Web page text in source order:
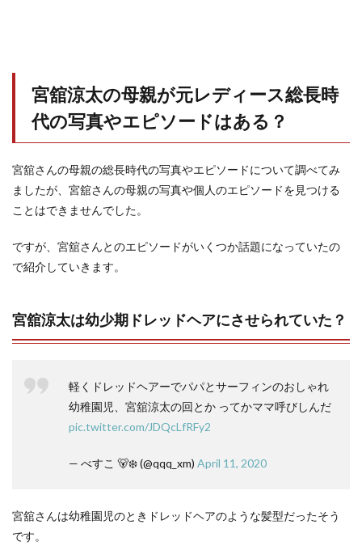
宮舘涼太の母親が元レディース総長時
代の写真やエピソードはある？
宮舘さんの母親の総長時代の写真やエピソードについて調べてみ
ましたが、宮舘さんの母親の写真や個人のエピソードを見つける
ことはできませんでした。
ですが、宮舘さんとのエピソードがいくつか話題になっていたの
で紹介していきます。
宮舘涼太は幼少期ドレッドヘアにさせられていた？
軽くドレッドヘアーでパパとサーフィンのおしゃれ
幼稚園児、宮舘涼太の回とか ってかママ呼びしんだ
pic.twitter.com/JDQcLfRFy2
— べすこ 🐻‍❄️ (@qqq_xm) April 11, 2020
宮舘さんは幼稚園児のときドレッドヘアのような髪型だったそう
です。